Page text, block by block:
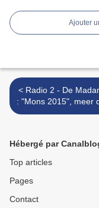
Ajouter
< Radio 2 - De Madammen
: "Mons 2015", meer
moeite !
Hébergé par
Top articles
Pages
Contact